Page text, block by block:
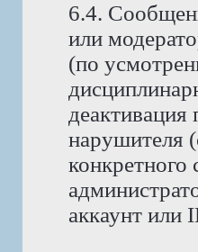
6.4.
или
(по
деактивация
нарушителя
конкретного
аккаунт или